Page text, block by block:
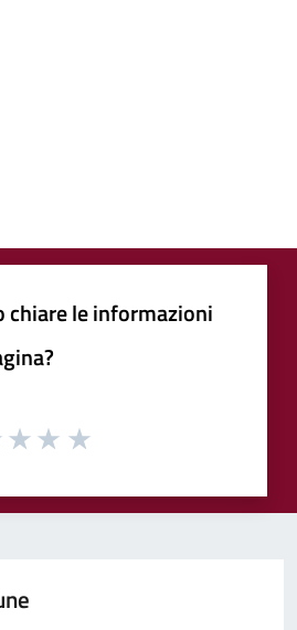
chiare le informazioni